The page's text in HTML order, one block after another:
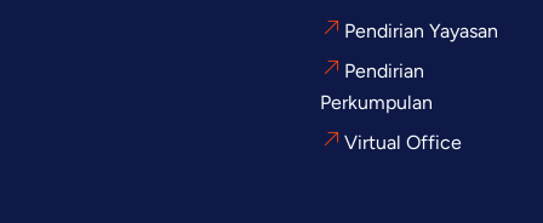
Pendirian Yayasan
Pendirian
Perkumpulan
Virtual Office